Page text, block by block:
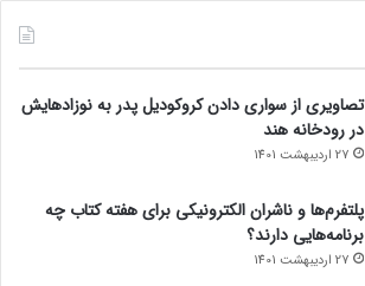
تصاویری از سواری دادن کروکودیل پدر به نوزادهایش
در رودخانه هند
27 اردیبهشت 1401
پلتفرم‌ها و ناشران الکترونیکی برای هفته کتاب چه
برنامه‌هایی دارند؟
27 اردیبهشت 1401